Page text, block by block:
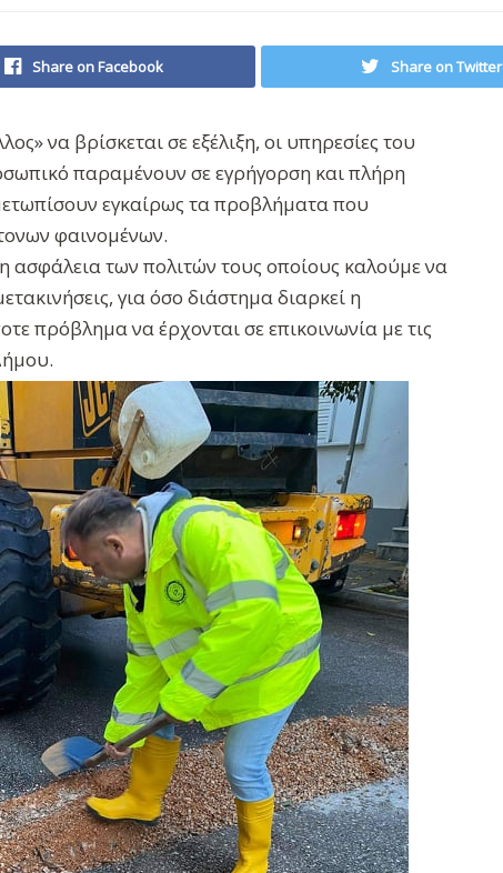
Share on Facebook Share on Twitter
να βρίσκεται σε εξέλιξη, οι υπηρεσίες του
παραμένουν σε εγρήγορση και πλήρη
εγκαίρως τα προβλήματα που
φαινομένων.
ασφάλεια των πολιτών τους οποίους καλούμε να
για όσο διάστημα διαρκεί η
πρόβλημα να έρχονται σε επικοινωνία με τις